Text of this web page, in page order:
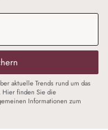
aktuelle Trends rund um das
Hier finden Sie die
Informationen zum